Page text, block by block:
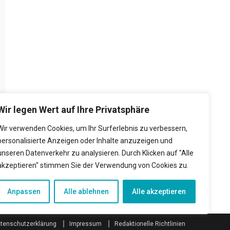
legen Wert auf Ihre Privatsphäre
verwenden Cookies, um Ihr Surferlebnis zu verbessern,
Anzeigen oder Inhalte anzuzeigen und
Datenverkehr zu analysieren. Durch Klicken auf "Alle
stimmen Sie der Verwendung von Cookies zu.
Anpassen Alle ablehnen Alle akzeptieren
Impressum Redaktionelle Richtlinien